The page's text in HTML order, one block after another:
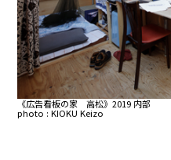
《広告看板の家 高松》2019 内部
photo : KIOKU Keizo